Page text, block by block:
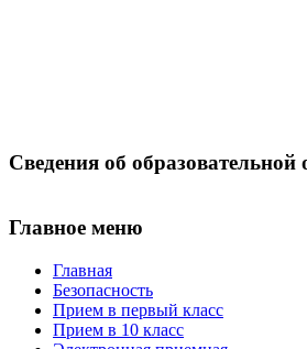
Сведения об образовательной
Главное меню
Главная
Безопасность
Прием в первый класс
Прием в 10 класс